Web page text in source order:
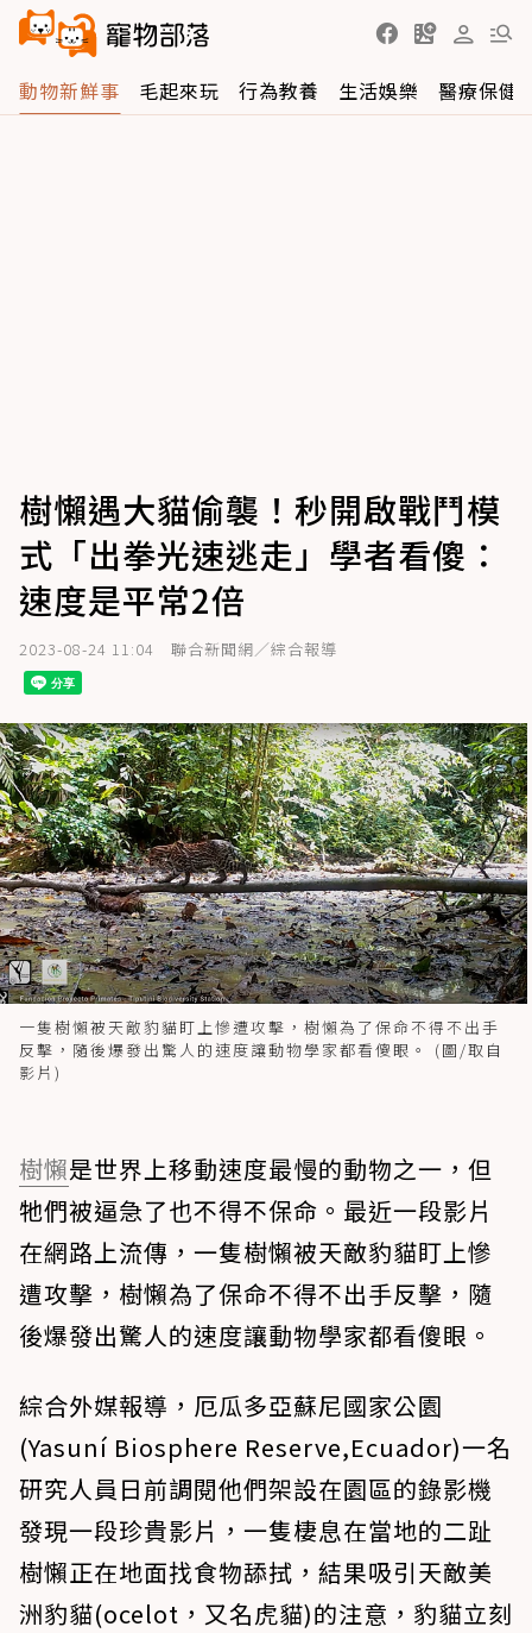
動物新鮮事 毛起來玩 行為教養 生活娛樂 醫療保健
樹懶遇大貓偷襲！秒開啟戰鬥模
式「出拳光速逃走」學者看傻：
速度是平常2倍
2023-08-24 11:04 聯合新聞網／綜合報導
一隻樹懶被天敵豹貓盯上慘遭攻擊，樹懶為了保命不得不出手
反擊，隨後爆發出驚人的速度讓動物學家都看傻眼。 (圖/取自
影片)
樹懶是世界上移動速度最慢的動物之一，但
牠們被逼急了也不得不保命。最近一段影片
在網路上流傳，一隻樹懶被天敵豹貓盯上慘
遭攻擊，樹懶為了保命不得不出手反擊，隨
後爆發出驚人的速度讓動物學家都看傻眼。
綜合外媒報導，厄瓜多亞蘇尼國家公園
(Yasuní Biosphere Reserve,Ecuador)一名
研究人員日前調閱他們架設在園區的錄影機
發現一段珍貴影片，一隻棲息在當地的二趾
樹懶正在地面找食物舔拭，結果吸引天敵美
洲豹貓(ocelot，又名虎貓)的注意，豹貓立刻